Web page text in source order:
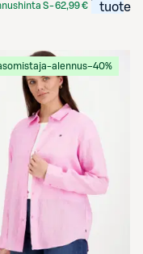
S-62,99 €
tuote
alennus−40%